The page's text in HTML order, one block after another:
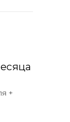
+